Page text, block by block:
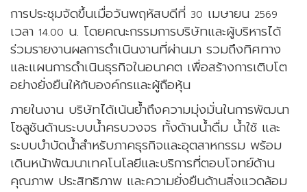
การประชุมจัดขึ้นเมื่อวันพฤหัสบดีที่ 30 เมษายน 2569
เวลา 14.00 น. โดยคณะกรรมการบริษัทและผู้บริหารได้
ร่วมรายงานผลการดำเนินงานที่ผ่านมา รวมถึงทิศทาง
และแผนการดำเนินธุรกิจในอนาคต เพื่อสร้างการเติบโต
อย่างยั่งยืนให้กับองค์กรและผู้ถือหุ้น
ภายในงาน บริษัทได้เน้นย้ำถึงความมุ่งมั่นในการพัฒนา
โซลูชันด้านระบบน้ำครบวงจร ทั้งด้านน้ำดื่ม น้ำใช้ และ
ระบบบำบัดน้ำสำหรับภาคธุรกิจและอุตสาหกรรม พร้อม
เดินหน้าพัฒนาเทคโนโลยีและบริการที่ตอบโจทย์ด้าน
คุณภาพ ประสิทธิภาพ และความยั่งยืนด้านสิ่งแวดล้อม